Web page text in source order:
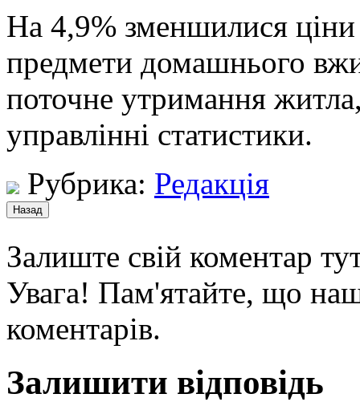
На 4,9% зменшилися ціни
предмети домашнього
поточне утримання
управлінні статистики.
Рубрика: Редакція
Залиште свій коментар
Увага! Пам'ятайте, що
коментарів.
Залишити відповідь